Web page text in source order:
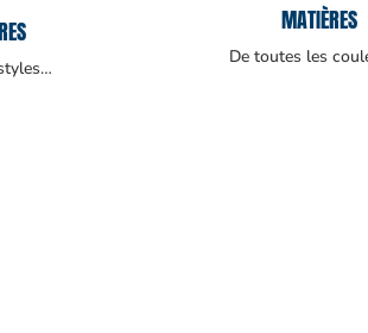
MATIÈRES
De toutes les